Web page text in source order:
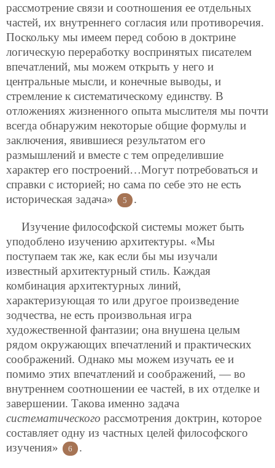
рассмотрение связи и соотношения ее отдельных
частей, их внутреннего согласия или противоречия.
Поскольку мы имеем перед собою в доктрине
логическую переработку воспринятых писателем
впечатлений, мы можем открыть у него и
центральные мысли, и конечные выводы, и
стремление к систематическому единству. В
отложениях жизненного опыта мыслителя мы почти
всегда обнаружим некоторые общие формулы и
заключения, явившиеся результатом его
размышлений и вместе с тем определившие
характер его построений…Могут потребоваться и
справки с историей; но сама по себе это не есть
историческая задача»
5 .
Изучение философской системы может быть
уподоблено изучению архитектуры. «Мы
поступаем так же, как если бы мы изучали
известный архитектурный стиль. Каждая
комбинация архитектурных линий,
характеризующая то или другое произведение
зодчества, не есть произвольная игра
художественной фантазии; она внушена целым
рядом окружающих впечатлений и практических
соображений. Однако мы можем изучать ее и
помимо этих впечатлений и соображений, — во
внутреннем соотношении ее частей, в их отделке и
завершении. Такова именно задача
систематического рассмотрения доктрин, которое
составляет одну из частных целей философского
изучения»
6 .